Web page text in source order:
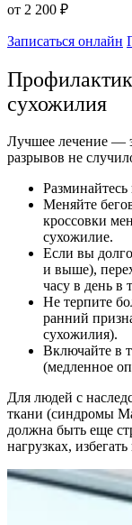
от 2 200 ₽
Записаться онлайн
сухожилия
Лучшее лечение —
разрывов не
Меняйте
кроссовки
сухожилие.
Если вы
и выше),
часу в день в
Не терпите
ранний
сухожилия).
Включайте в
(медленное
Для людей с
ткани (синдромы
должна быть еще
нагрузках,